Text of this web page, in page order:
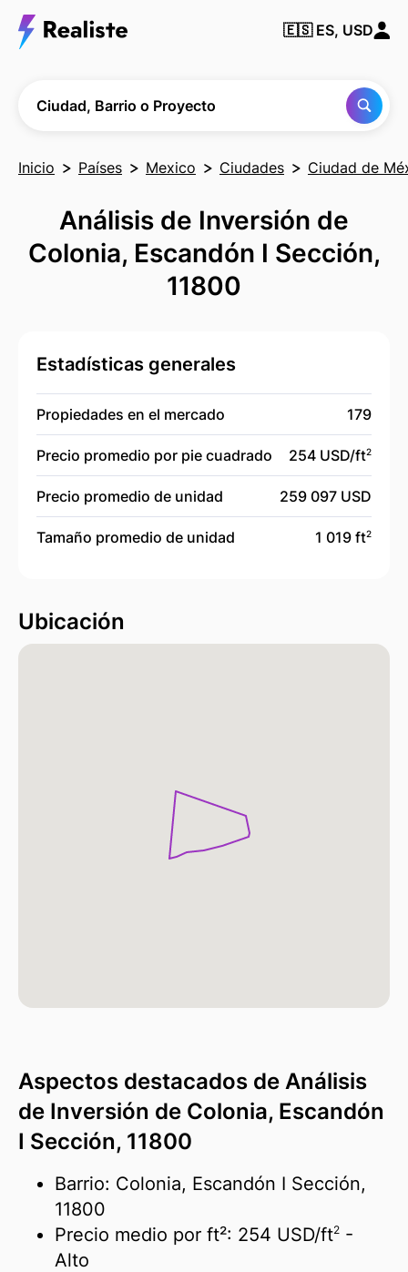
Encuentra
cualquier
🇪🇸 ES, USD
Ciudad, Barrio o Proyecto
Inicio Países Mexico Ciudades Ciudad de
Análisis de Inversión de
Colonia, Escandón I Sección,
11800
Estadísticas generales
Propiedades en el mercado 179
Precio promedio por pie cuadrado 254 USD/ft2
Precio promedio de unidad 259 097 USD
Tamaño promedio de unidad 1 019 ft2
Ubicación
Aspectos destacados de Análisis
de Inversión de Colonia, Escandón
I Sección, 11800
Barrio: Colonia, Escandón I Sección,
11800
Precio medio por ft²: 254 USD/ft2 -
Alto